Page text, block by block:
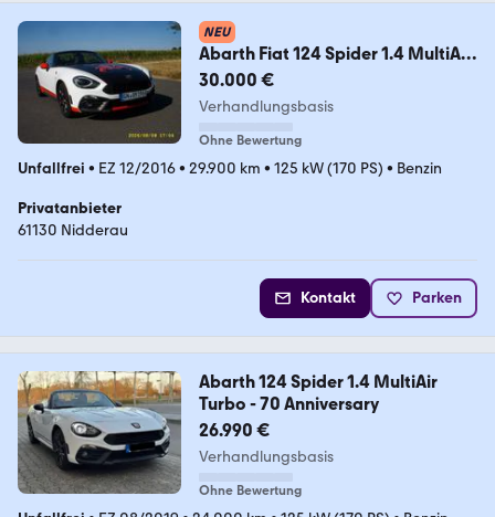
NEU
Abarth Fiat 124 Spider 1.4 MultiAir
Turbo Turismo
30.000 €
Verhandlungsbasis
Ohne Bewertung
Unfallfrei • EZ 12/2016• 29.900 km • 125 kW (170 PS) • Benzin
Privatanbieter
61130 Nidderau
Kontakt Parken
Abarth 124 Spider 1.4 MultiAir
Turbo - 70 Anniversary
26.990 €
Verhandlungsbasis
Ohne Bewertung